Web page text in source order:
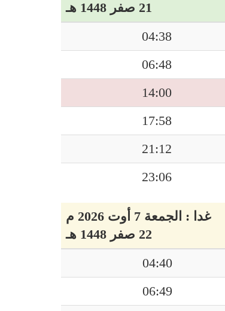
21 صفر 1448 هـ
04:38
06:48
14:00
17:58
21:12
23:06
غدا : الجمعة 7 أوت 2026 م
22 صفر 1448 هـ
04:40
06:49